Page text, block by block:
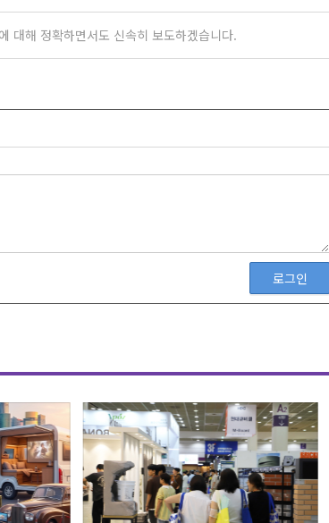
대해 정확하면서도 신속히 보도하겠습니다.
로그인